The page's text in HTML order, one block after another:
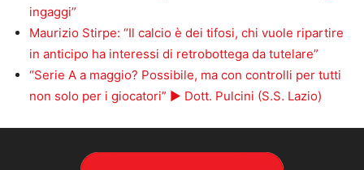
ingaggi”
Maurizio Stirpe: “Il calcio è dei tifosi, chi vuole ripartire
in anticipo ha interessi di retrobottega da tutelare”
“Serie A a maggio? Possibile, ma con controlli per tutti
non solo per i giocatori” ► Dott. Pulcini (S.S. Lazio)